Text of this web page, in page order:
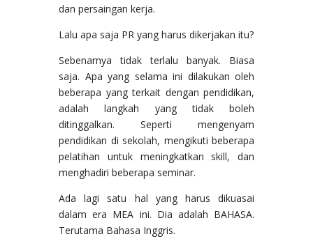
dan persaingan kerja.
Lalu apa saja PR yang harus dikerjakan itu?
Sebenarnya tidak terlalu banyak. Biasa
saja. Apa yang selama ini dilakukan oleh
beberapa yang terkait dengan pendidikan,
adalah langkah yang tidak boleh
ditinggalkan. Seperti mengenyam
pendidikan di sekolah, mengikuti beberapa
pelatihan untuk meningkatkan skill, dan
menghadiri beberapa seminar.
Ada lagi satu hal yang harus dikuasai
dalam era MEA ini. Dia adalah BAHASA.
Terutama Bahasa Inggris.